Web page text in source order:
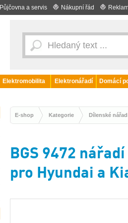
Půjčovna a servis Nákupní řád
Elektromobilita Elektronářadí
Domácí
E-shop Kategorie Dílenské
BGS 9472
pro Hyundai a